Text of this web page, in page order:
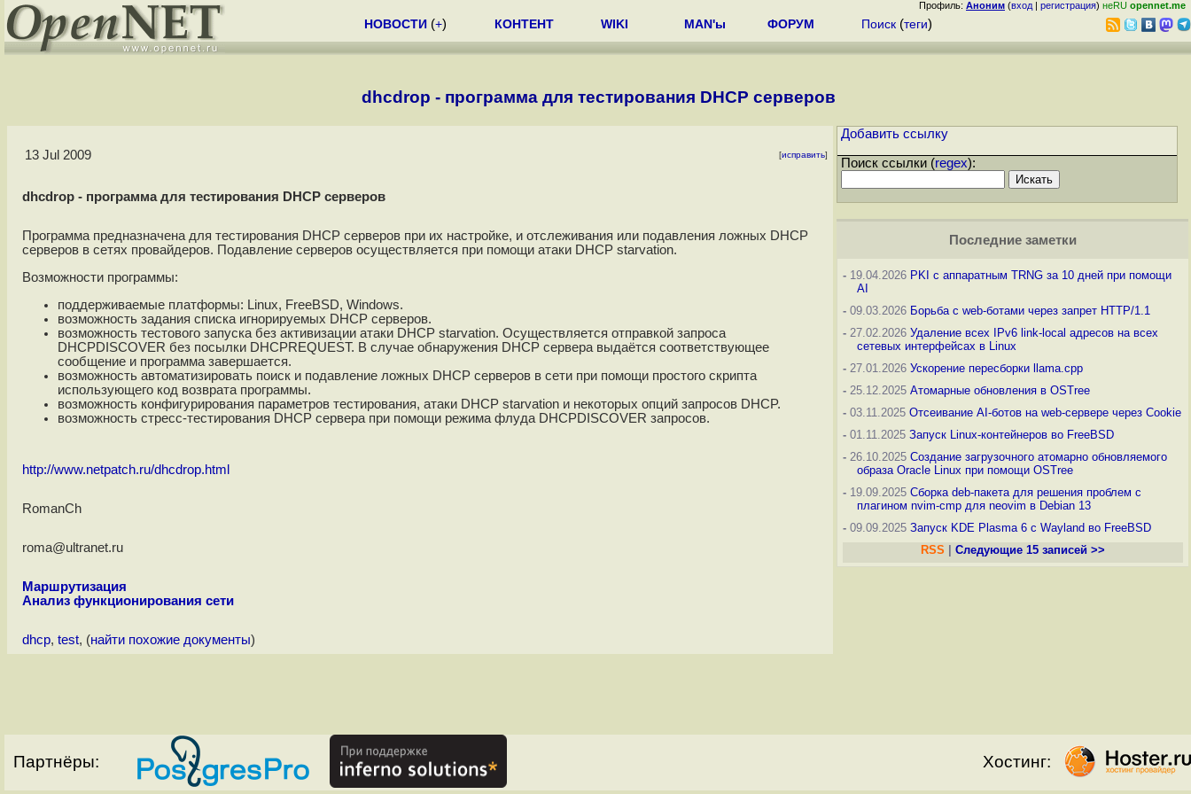
Профиль: Аноним (вход | регистрация) неRU opennet.me
НОВОСТИ (+) КОНТЕНТ WIKI MAN'ы ФОРУМ Поиск (теги)
dhcdrop - программа для тестирования DHCP серверов
13 Jul 2009 [исправить]
dhcdrop - программа для тестирования DHCP серверов
Программа предназначена для тестирования DHCP серверов при их настройке, и отслеживания или подавления ложных DHCP
серверов в сетях провайдеров. Подавление серверов осуществляется при помощи атаки DHCP starvation.
Возможности программы:
поддерживаемые платформы: Linux, FreeBSD, Windows.
возможность задания списка игнорируемых DHCP серверов.
возможность тестового запуска без активизации атаки DHCP starvation. Осуществляется отправкой запроса
DHCPDISCOVER без посылки DHCPREQUEST. В случае обнаружения DHCP сервера выдаётся соответствующее
сообщение и программа завершается.
возможность автоматизировать поиск и подавление ложных DHCP серверов в сети при помощи простого скрипта
использующего код возврата программы.
возможность конфигурирования параметров тестирования, атаки DHCP starvation и некоторых опций запросов DHCP.
возможность стресс-тестирования DHCP сервера при помощи режима флуда DHCPDISCOVER запросов.
http://www.netpatch.ru/dhcdrop.html
RomanCh
roma@ultranet.ru
Маршрутизация
Анализ функционирования сети
dhcp, test, (найти похожие документы)
Добавить ссылку
Поиск ссылки (regex):
Последние заметки
- 19.04.2026 PKI с аппаратным TRNG за 10 дней при помощи
AI
- 09.03.2026 Борьба с web-ботами через запрет HTTP/1.1
- 27.02.2026 Удаление всех IPv6 link-local адресов на всех
сетевых интерфейсах в Linux
- 27.01.2026 Ускорение пересборки llama.cpp
- 25.12.2025 Атомарные обновления в OSTree
- 03.11.2025 Отсеивание AI-ботов на web-сервере через Cookie
- 01.11.2025 Запуск Linux-контейнеров во FreeBSD
- 26.10.2025 Создание загрузочного атомарно обновляемого
образа Oracle Linux при помощи OSTree
- 19.09.2025 Сборка deb-пакета для решения проблем с
плагином nvim-cmp для neovim в Debian 13
- 09.09.2025 Запуск KDE Plasma 6 с Wayland во FreeBSD
RSS
Следующие 15 записей >>
Партнёры: Хостинг: